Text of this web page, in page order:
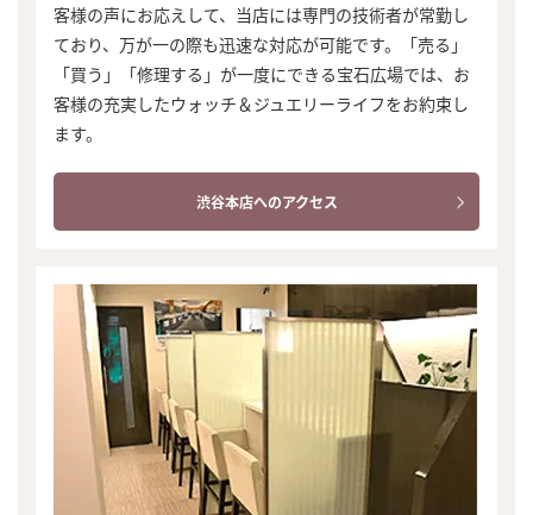
客様の声にお応えして、当店には専門の技術者が常勤し
ており、万が一の際も迅速な対応が可能です。「売る」
「買う」「修理する」が一度にできる宝石広場では、お
客様の充実したウォッチ＆ジュエリーライフをお約束し
ます。
渋谷本店へのアクセス